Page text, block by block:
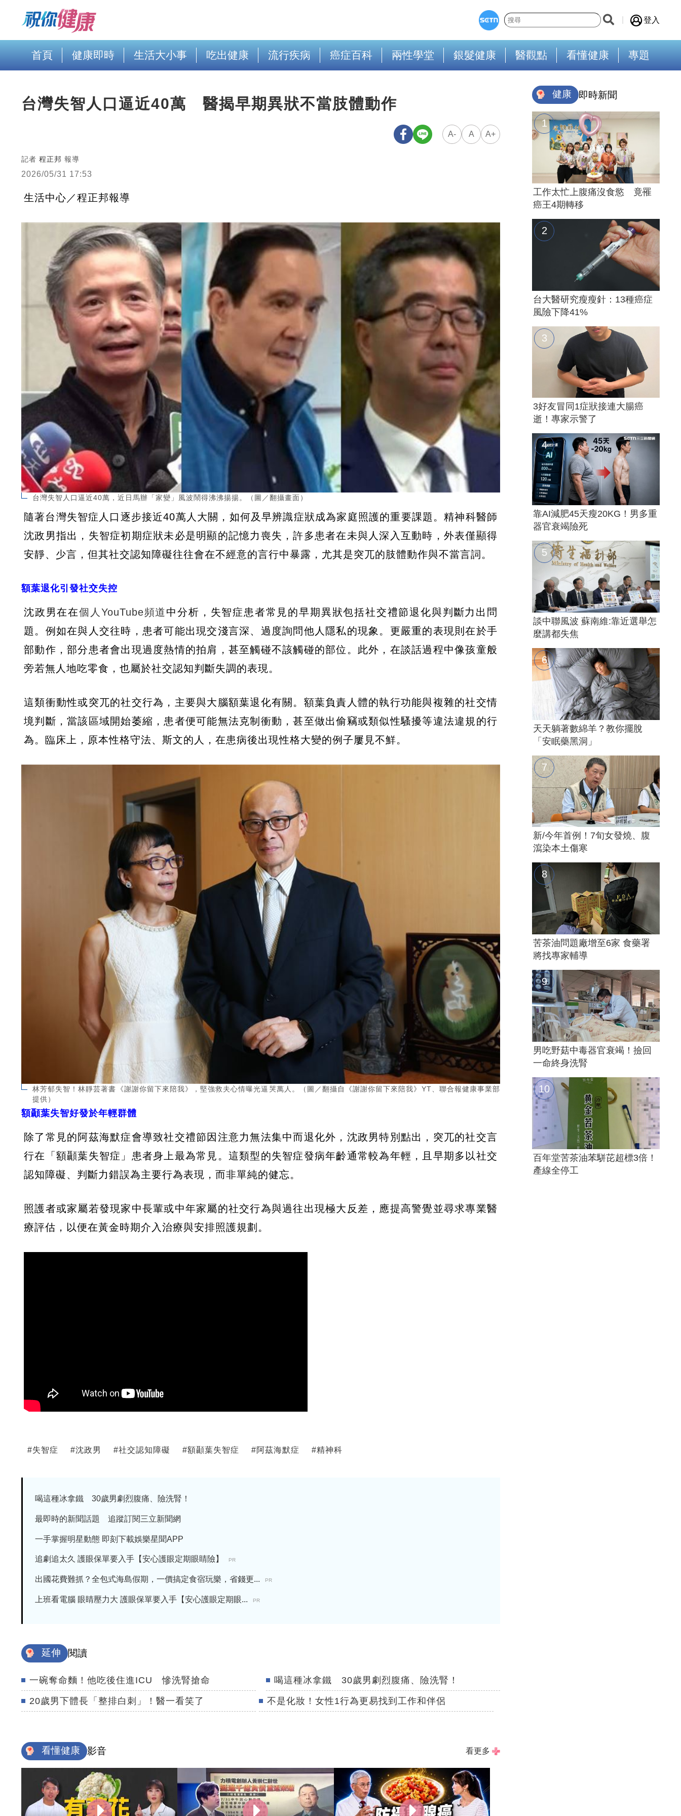
登入
首頁 健康即時 生活大小事 吃出健康 流行疾病 癌症百科 兩性學堂 銀髮健康 醫觀點 看懂健康 專題
台灣失智人口逼近40萬 醫揭早期異狀不當肢體動作
A- A A+
記者 程正邦 報導
2026/05/31 17:53
生活中心／程正邦報導
台灣失智人口逼近40萬，近日馬辦「家變」風波鬧得沸沸揚揚。（圖／翻攝畫面）
隨著台灣失智症人口逐步接近40萬人大關，如何及早辨識症狀成為家庭照護的重要課題。精神科醫師
沈政男指出，失智症初期症狀未必是明顯的記憶力喪失，許多患者在未與人深入互動時，外表僅顯得
安靜、少言，但其社交認知障礙往往會在不經意的言行中暴露，尤其是突兀的肢體動作與不當言詞。
額葉退化引發社交失控
沈政男在在個人YouTube頻道中分析，失智症患者常見的早期異狀包括社交禮節退化與判斷力出問
題。例如在與人交往時，患者可能出現交淺言深、過度詢問他人隱私的現象。更嚴重的表現則在於手
部動作，部分患者會出現過度熱情的拍肩，甚至觸碰不該觸碰的部位。此外，在談話過程中像孩童般
旁若無人地吃零食，也屬於社交認知判斷失調的表現。
這類衝動性或突兀的社交行為，主要與大腦額葉退化有關。額葉負責人體的執行功能與複雜的社交情
境判斷，當該區域開始萎縮，患者便可能無法克制衝動，甚至做出偷竊或類似性騷擾等違法違規的行
為。臨床上，原本性格守法、斯文的人，在患病後出現性格大變的例子屢見不鮮。
林芳郁失智！林靜芸著書《謝謝你留下來陪我》，堅強救夫心情曝光逼哭萬人。（圖／翻攝自《謝謝你留下來陪我》YT、聯合報健康事業部
提供）
額顳葉失智好發於年輕群體
除了常見的阿茲海默症會導致社交禮節因注意力無法集中而退化外，沈政男特別點出，突兀的社交言
行在「額顳葉失智症」患者身上最為常見。這類型的失智症發病年齡通常較為年輕，且早期多以社交
認知障礙、判斷力錯誤為主要行為表現，而非單純的健忘。
照護者或家屬若發現家中長輩或中年家屬的社交行為與過往出現極大反差，應提高警覺並尋求專業醫
療評估，以便在黃金時期介入治療與安排照護規劃。
#失智症 #沈政男 #社交認知障礙 #額顳葉失智症 #阿茲海默症 #精神科
喝這種冰拿鐵 30歲男劇烈腹痛、險洗腎！
最即時的新聞話題 追蹤訂閱三立新聞網
一手掌握明星動態 即刻下載娛樂星聞APP
追劇追太久 護眼保單要入手【安心護眼定期眼睛險】 PR
出國花費難抓？全包式海島假期，一價搞定食宿玩樂，省錢更... PR
上班看電腦 眼睛壓力大 護眼保單要入手【安心護眼定期眼... PR
延伸 閱讀
一碗奪命麵！他吃後住進ICU 慘洗腎搶命 喝這種冰拿鐵 30歲男劇烈腹痛、險洗腎！
20歲男下體長「整排白刺」！醫一看笑了 不是化妝！女性1行為更易找到工作和伴侶
看懂健康 影音 看更多
健康 即時新聞
工作太忙上腹痛沒食慾 竟罹
癌王4期轉移
台大醫研究瘦瘦針：13種癌症
風險下降41%
3好友冒同1症狀接連大腸癌
逝！專家示警了
靠AI減肥45天瘦20KG！男多重
器官衰竭險死
談中聯風波 蘇南維:靠近選舉怎
麼講都失焦
天天躺著數綿羊？教你擺脫
「安眠藥黑洞」
新/今年首例！7旬女發燒、腹
瀉染本土傷寒
苦茶油問題廠增至6家 食藥署
將找專家輔導
男吃野菇中毒器官衰竭！撿回
一命終身洗腎
百年堂苦茶油苯駢芘超標3倍！
產線全停工